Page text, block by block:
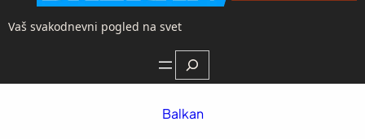
Vaš svakodnevni pogled na svet
Search
Balkan